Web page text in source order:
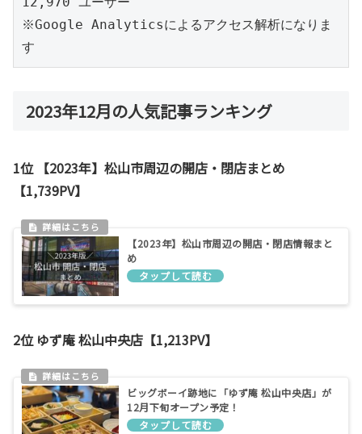
※Google Analyticsによるアクセス解析になりま
す
2023年12月の人気記事ランキング
1位 【2023年】松山市周辺の開店・閉店まとめ
【1,739PV】
【2023年】松山市周辺の開店・閉店情報まと
め
2位 ゆず庵 松山中央店【1,213PV】
ビッグボーイ跡地に「ゆず庵 松山中央店」が
12月下旬オープン予定！